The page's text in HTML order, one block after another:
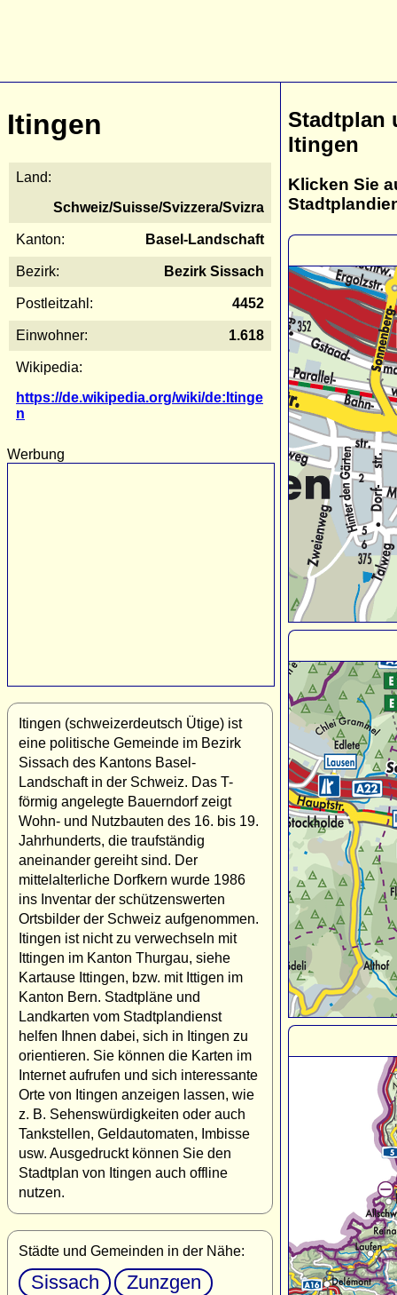
Itingen
Land:
Schweiz/Suisse/Svizzera/Svizra
Kanton: Basel-Landschaft
Bezirk: Bezirk Sissach
Postleitzahl: 4452
Einwohner: 1.618
Wikipedia:
https://de.wikipedia.org/wiki/de:Itinge
n
Werbung
Itingen (schweizerdeutsch Ütige) ist
eine politische Gemeinde im Bezirk
Sissach des Kantons Basel-
Landschaft in der Schweiz. Das T-
förmig angelegte Bauerndorf zeigt
Wohn- und Nutzbauten des 16. bis 19.
Jahrhunderts, die traufständig
aneinander gereiht sind. Der
mittelalterliche Dorfkern wurde 1986
ins Inventar der schützenswerten
Ortsbilder der Schweiz aufgenommen.
Itingen ist nicht zu verwechseln mit
Ittingen im Kanton Thurgau, siehe
Kartause Ittingen, bzw. mit Ittigen im
Kanton Bern. Stadtpläne und
Landkarten vom Stadtplandienst
helfen Ihnen dabei, sich in Itingen zu
orientieren. Sie können die Karten im
Internet aufrufen und sich interessante
Orte von Itingen anzeigen lassen, wie
z. B. Sehenswürdigkeiten oder auch
Tankstellen, Geldautomaten, Imbisse
usw. Ausgedruckt können Sie den
Stadtplan von Itingen auch offline
nutzen.
Städte und Gemeinden in der Nähe:
Sissach
Zunzgen
Stadtplan
Itingen
Klicken Sie